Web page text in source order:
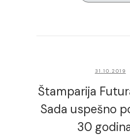
31.10.2019
Štamparija
Sada uspešno
30